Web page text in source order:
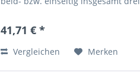
41,71 € *
Vergleichen Merken